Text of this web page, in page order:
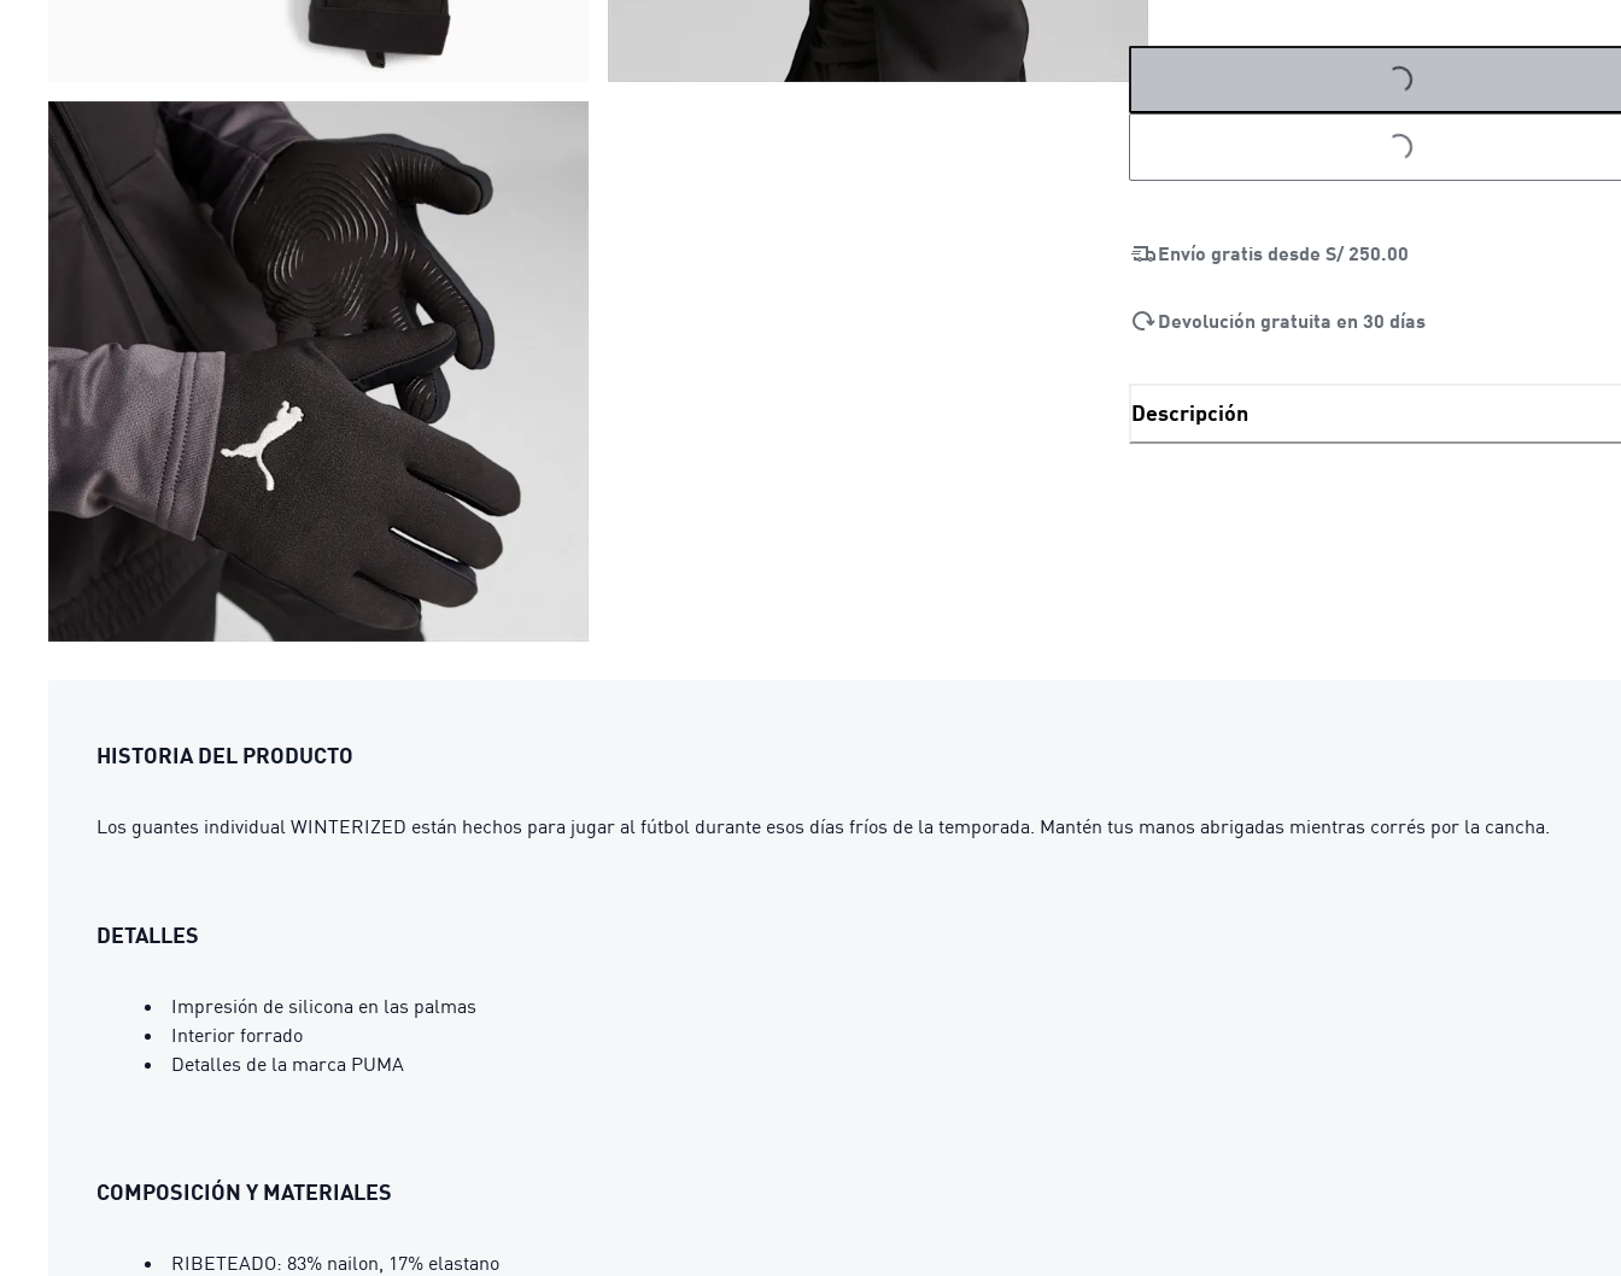
LOADING...
LOADING...
Envío gratis desde S/ 250.00
Devolución gratuita en 30 días
Descripción
HISTORIA DEL PRODUCTO
Los guantes individual WINTERIZED están hechos para jugar al fútbol durante esos días fríos de la temporada. Mantén tus manos abrigadas mientras corrés por la cancha.
DETALLES
Impresión de silicona en las palmas
Interior forrado
Detalles de la marca PUMA
COMPOSICIÓN Y MATERIALES
RIBETEADO: 83% nailon, 17% elastano